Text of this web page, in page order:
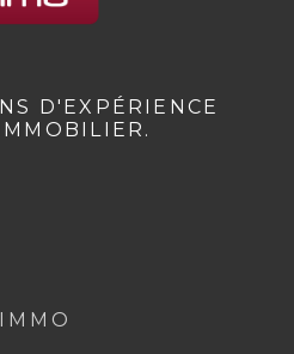
D'EXPÉRIENCE